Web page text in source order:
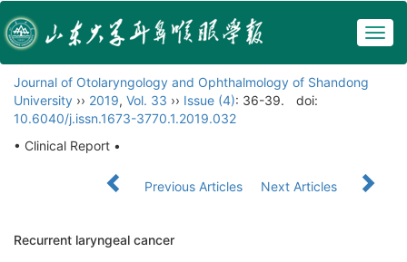
Journal of Otolaryngology and Ophthalmology of Shandong
University ›› 2019, Vol. 33 ›› Issue (4): 36-39.
doi:
10.6040/j.issn.1673-3770.1.2019.032
• Clinical Report •
Previous Articles Next Articles
Recurrent laryngeal cancer